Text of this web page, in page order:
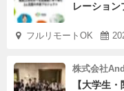
レーショ
フルリモートOK
株式会社
【大学生